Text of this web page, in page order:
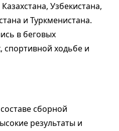
Узбекистана,
и Туркменистана.
в беговых
спортивной ходьбе и
сборной
результаты и